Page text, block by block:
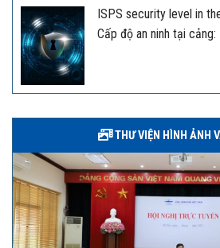
ISPS security level in
Cấp độ an ninh tại cảng:
THƯ VIỆN HÌNH ẢNH